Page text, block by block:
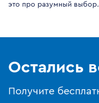
это про разумный выбор.
Остались
Получите